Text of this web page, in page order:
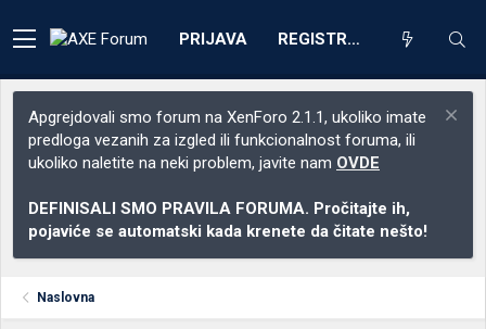
PRIJAVA REGISTRACIJA
Apgrejdovali smo forum na XenForo 2.1.1, ukoliko imate
predloga vezanih za izgled ili funkcionalnost foruma, ili
ukoliko naletite na neki problem, javite nam OVDE
DEFINISALI SMO PRAVILA FORUMA. Pročitajte ih,
pojaviće se automatski kada krenete da čitate nešto!
Naslovna